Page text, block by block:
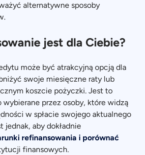
alternatywne sposoby
jest dla Ciebie?
może być atrakcyjną opcją dla
swoje miesięczne raty lub
koszcie pożyczki. Jest to
wybierane przez osoby, które widzą
w spłacie swojego aktualnego
jednak, aby dokładnie
refinansowania i porównać
finansowych.